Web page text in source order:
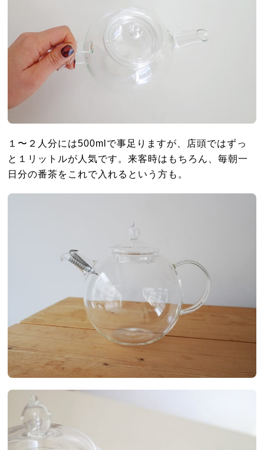
１〜２人分には500mlで事足りますが、店頭ではずっ
と１リットルが人気です。来客時はもちろん、毎朝一
日分の番茶をこれで入れるという方も。